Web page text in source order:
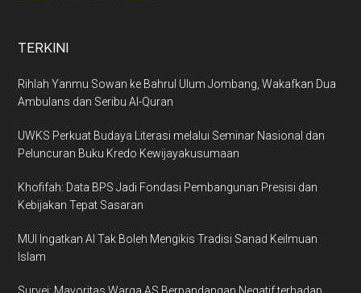
TERKINI
Rihlah Yanmu Sowan ke Bahrul Ulum Jombang, Wakafkan Dua
Ambulans dan Seribu Al-Quran
UWKS Perkuat Budaya Literasi melalui Seminar Nasional dan
Peluncuran Buku Kredo Kewijayakusumaan
Khofifah: Data BPS Jadi Fondasi Pembangunan Presisi dan
Kebijakan Tepat Sasaran
MUI Ingatkan AI Tak Boleh Mengikis Tradisi Sanad Keilmuan
Islam